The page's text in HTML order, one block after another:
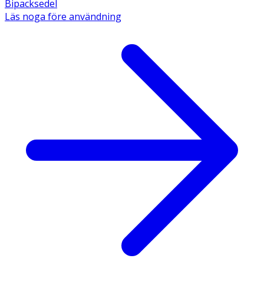
Bipacksedel
Läs noga före användning